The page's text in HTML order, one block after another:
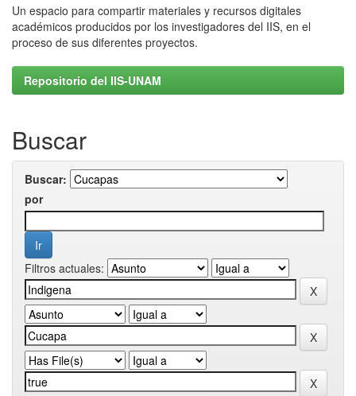
Un espacio para compartir materiales y recursos digitales
académicos producidos por los investigadores del IIS, en el
proceso de sus diferentes proyectos.
Repositorio del IIS-UNAM
Buscar
Buscar:
por
Filtros actuales: